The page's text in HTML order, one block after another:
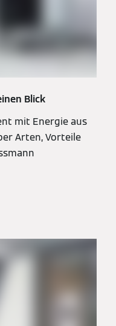
Blick
mit Energie aus
Arten, Vorteile